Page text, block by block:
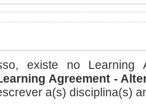
existe no Learning
Agreement -
a(s) disciplina(s)